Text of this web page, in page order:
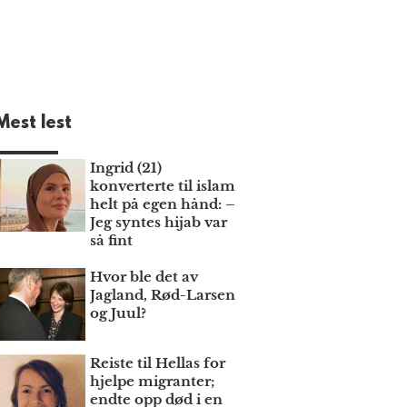
lest
Ingrid (21)
konverterte til islam
helt på egen hånd: –
Jeg syntes hijab var
så fint
Hvor ble det av
Jagland, Rød-Larsen
og Juul?
Reiste til Hellas for
hjelpe migranter;
endte opp død i en